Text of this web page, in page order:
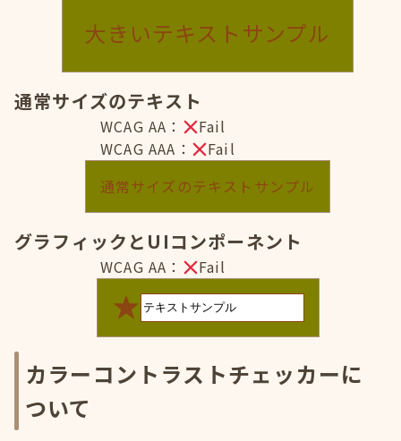
大きいテキストサンプル
通常サイズのテキスト
WCAG AA：
Fail
WCAG AAA：
Fail
通常サイズのテキストサンプル
グラフィックとUIコンポーネント
WCAG AA： Fail
カラーコントラストチェッカーに
ついて